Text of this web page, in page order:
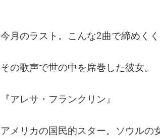
今月のラスト。こんな2曲で締めくく
その歌声で世の中を席巻した彼女。
『アレサ・フランクリン』
アメリカの国民的スター。ソウルの